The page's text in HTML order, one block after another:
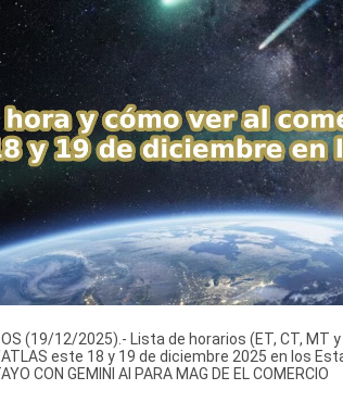
(19/12/2025).- Lista de horarios (ET, CT, MT
este 18 y 19 de diciembre 2025 en los
CON GEMINI AI PARA MAG DE EL COMERCIO